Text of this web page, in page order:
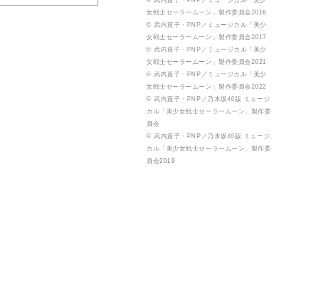
女戦士セーラームーン」製作委員会2016
© 武内直子・PNP／ミュージカル「美少
女戦士セーラームーン」製作委員会2017
© 武内直子・PNP／ミュージカル「美少
女戦士セーラームーン」製作委員会2021
© 武内直子・PNP／ミュージカル「美少
女戦士セーラームーン」製作委員会2022
© 武内直子・PNP／乃木坂46版 ミュージ
カル「美少女戦士セーラームーン」製作委
員会
© 武内直子・PNP／乃木坂46版 ミュージ
カル「美少女戦士セーラームーン」製作委
員会2019